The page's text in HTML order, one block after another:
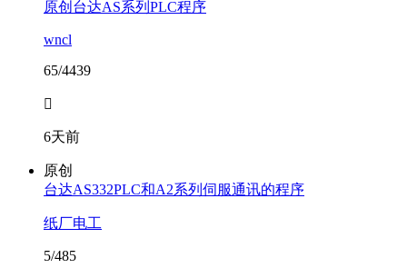
原创台达AS系列PLC程序
wncl
65/4439

6天前
原创
台达AS332PLC和A2系列伺服通讯的程序
纸厂电工
5/485